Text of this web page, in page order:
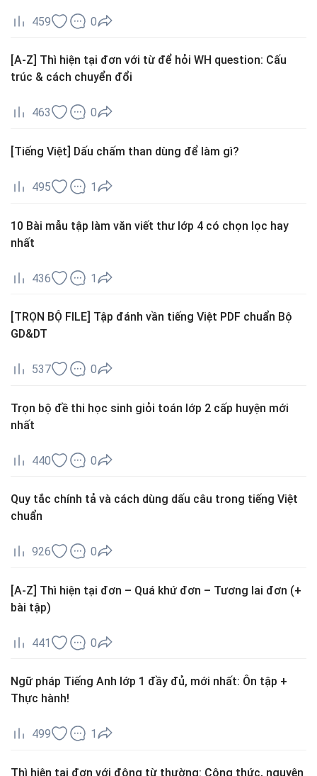
459 0
[A-Z] Thì hiện tại đơn với từ để hỏi WH question: Cấu
trúc & cách chuyển đổi
463 0
[Tiếng Việt] Dấu chấm than dùng để làm gì?
495 1
10 Bài mẫu tập làm văn viết thư lớp 4 có chọn lọc hay
nhất
436 1
[TRỌN BỘ FILE] Tập đánh vần tiếng Việt PDF chuẩn Bộ
GD&DT
537 0
Trọn bộ đề thi học sinh giỏi toán lớp 2 cấp huyện mới
nhất
440 0
Quy tắc chính tả và cách dùng dấu câu trong tiếng Việt
chuẩn
926 0
[A-Z] Thì hiện tại đơn – Quá khứ đơn – Tương lai đơn (+
bài tập)
441 0
Ngữ pháp Tiếng Anh lớp 1 đầy đủ, mới nhất: Ôn tập +
Thực hành!
499 1
Thì hiện tại đơn với động từ thường: Công thức, nguyên